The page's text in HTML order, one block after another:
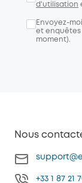
d'utilisation
Envoyez-
et enquêtes
moment).
Nous
+33 1 87 21